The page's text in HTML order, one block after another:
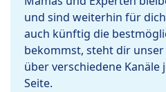
und sind weiterhin für
auch künftig die
bekommst, steht dir unser
über verschiedene
Seite.